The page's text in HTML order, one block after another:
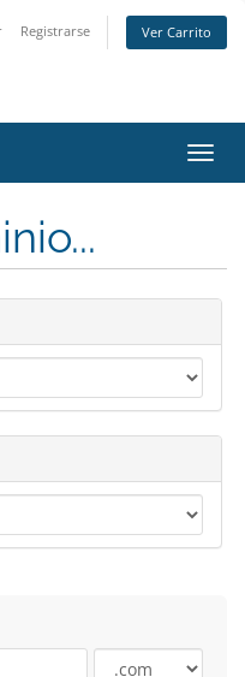
Registrarse Ver Carrito